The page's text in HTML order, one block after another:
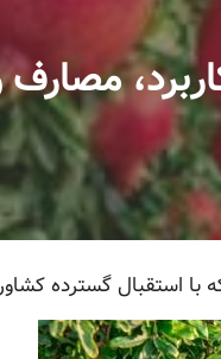
با استقبال گسترده